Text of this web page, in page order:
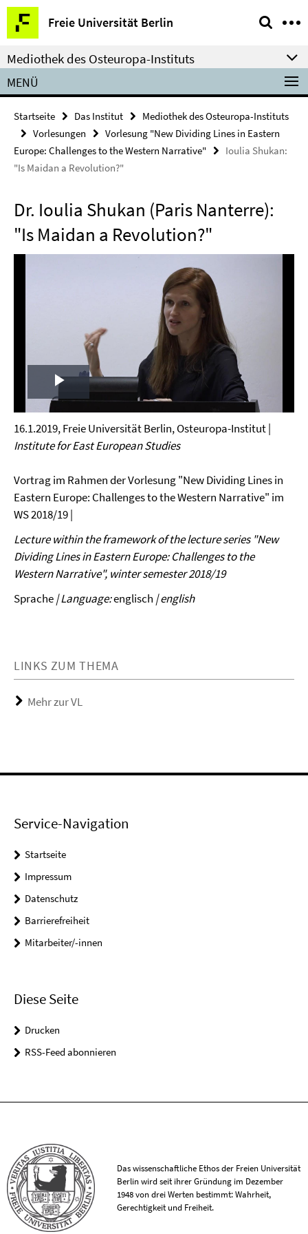
Springe
direkt
zu
Inhalt
Freie Universität Berlin
Service-
Navigation
Mediothek des Osteuropa-Instituts
MENÜ
Startseite Das Institut
Mediothek des Osteuropa-Instituts
Vorlesungen
Vorlesung "New Dividing Lines in Eastern
Europe: Challenges to the Western Narrative"
Ioulia Shukan:
"Is Maidan a Revolution?"
Dr. Ioulia Shukan (Paris Nanterre):
"Is Maidan a Revolution?"
Play
Video
16.1.2019, Freie Universität Berlin, Osteuropa-Institut |
Institute for East European Studies
Vortrag im Rahmen der Vorlesung "New Dividing Lines in
Eastern Europe: Challenges to the Western Narrative" im
WS 2018/19 |
Lecture within the framework of the lecture series "New
Dividing Lines in Eastern Europe: Challenges to the
Western Narrative", winter semester 2018/19
Sprache| Language:englisch | english
LINKS ZUM THEMA
Mehr zur VL
Service-Navigation
Startseite
Impressum
Datenschutz
Barrierefreiheit
Mitarbeiter/-innen
Diese Seite
Drucken
RSS-Feed abonnieren
Das wissenschaftliche Ethos der Freien Universität
Berlin wird seit ihrer Gründung im Dezember
1948 von drei Werten bestimmt: Wahrheit,
Gerechtigkeit und Freiheit.